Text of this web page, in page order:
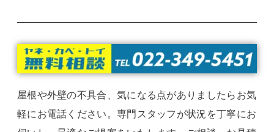
屋根や外壁の不具合、気になる点がありましたらお気
軽にお電話ください。専門スタッフが状況を丁寧にお